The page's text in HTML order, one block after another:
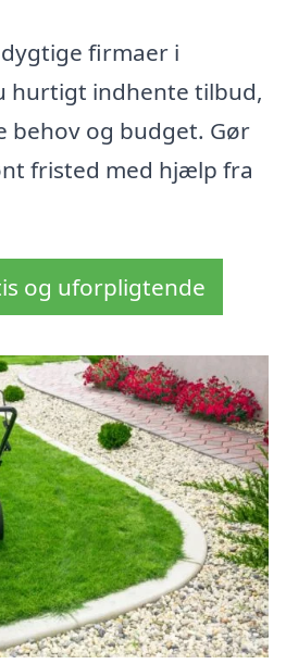
firmaer i
hurtigt indhente tilbud,
behov og budget. Gør
fristed med hjælp fra
og uforpligtende